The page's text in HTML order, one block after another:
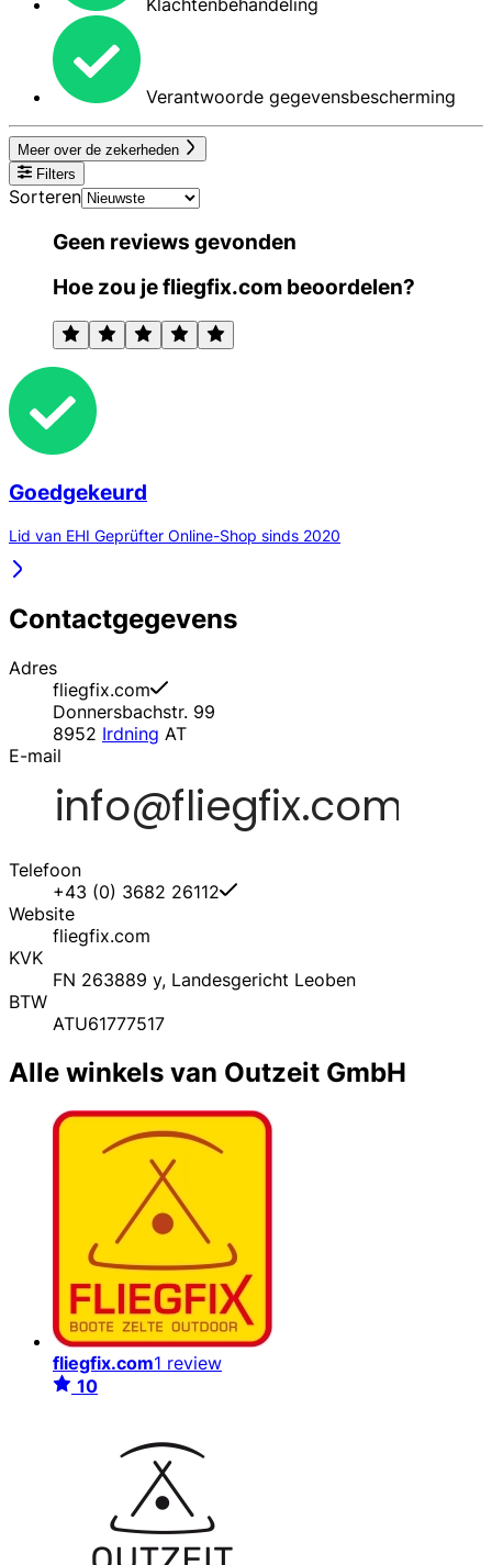
Klachtenbehandeling
Verantwoorde gegevensbescherming
Meer over de zekerheden
Filters
Sorteren
Geen reviews gevonden
Hoe zou je fliegfix.com beoordelen?
Goedgekeurd
Lid van EHI Geprüfter Online-Shop sinds 2020
Contactgegevens
Adres
fliegfix.com
Donnersbachstr. 99
8952 Irdning AT
E-mail
Telefoon
+43 (0) 3682 26112
Website
fliegfix.com
KVK
FN 263889 y, Landesgericht Leoben
BTW
ATU61777517
Alle winkels van Outzeit GmbH
fliegfix.com1 review
10